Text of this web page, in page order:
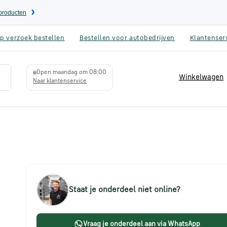
verzoek bestellen Bestellen voor autobedrijven
Open maandag om 08:00
Naar klantenservice
Winkelwagen
Staat je onderdeel niet online?
Vraag je onderdeel aan via WhatsApp